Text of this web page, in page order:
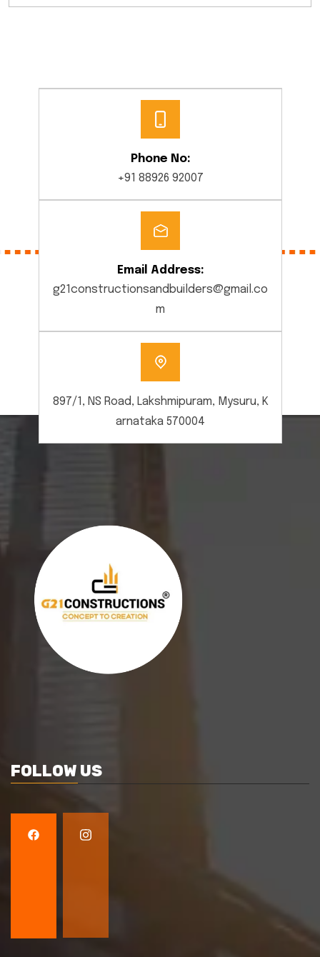
Phone No:
+91 88926 92007
Email Address:
g21constructionsandbuilders@gmail.co
m
897/1, NS Road, Lakshmipuram, Mysuru, K
arnataka 570004
FOLLOW US